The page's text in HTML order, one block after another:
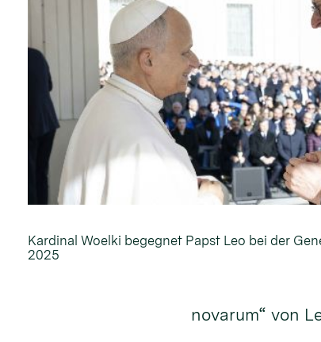
Kardinal Woelki begegnet Papst Leo bei der
2025
novarum“ von